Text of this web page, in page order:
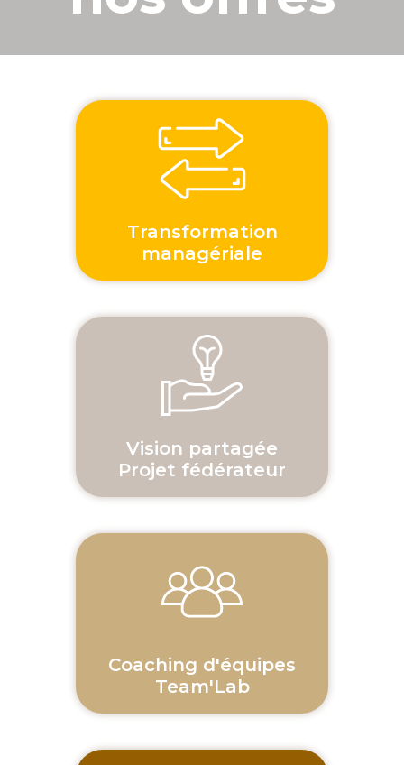
Transformation
managériale
Vision partagée
Projet fédérateur
Coaching d'équipes
Team'Lab